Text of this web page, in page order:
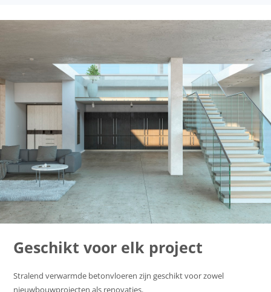
Geschikt voor elk project
Stralend verwarmde betonvloeren zijn geschikt voor zowel
nieuwbouwprojecten als renovaties.